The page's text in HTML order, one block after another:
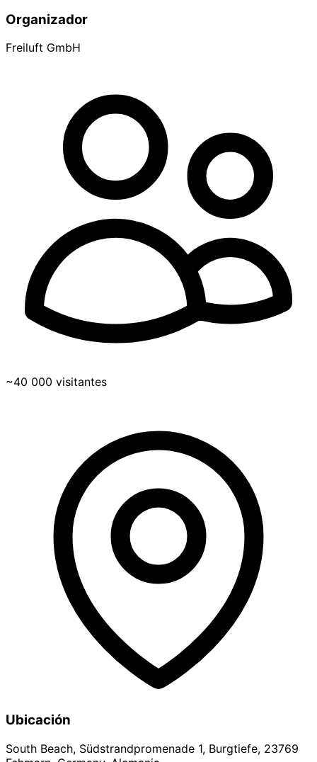
Organizador
Freiluft GmbH
~40 000 visitantes
Ubicación
South Beach, Südstrandpromenade 1, Burgtiefe, 23769